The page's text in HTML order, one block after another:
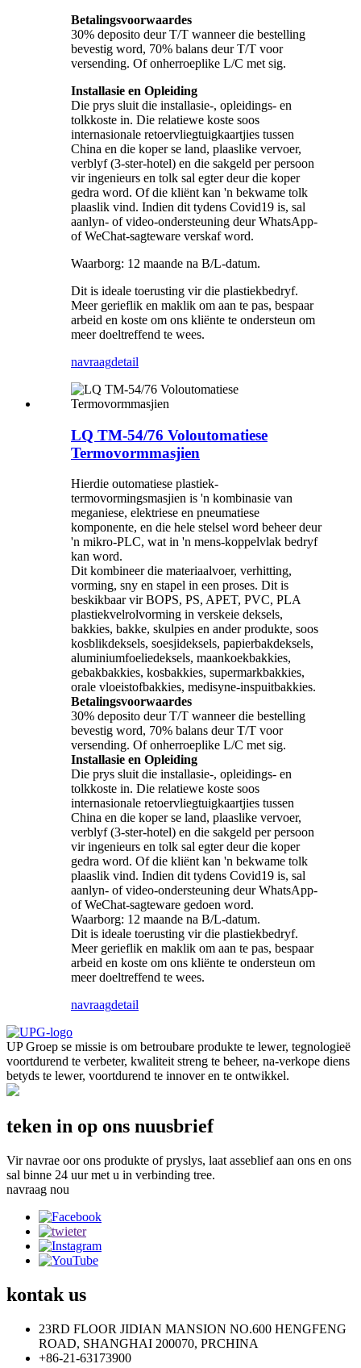
Betalingsvoorwaardes
30% deposito deur T/T wanneer die bestelling
bevestig word, 70% balans deur T/T voor
versending. Of onherroeplike L/C met sig.
Installasie en Opleiding
Die prys sluit die installasie-, opleidings- en
tolkkoste in. Die relatiewe koste soos
internasionale retoervliegtuigkaartjies tussen
China en die koper se land, plaaslike vervoer,
verblyf (3-ster-hotel) en die sakgeld per persoon
vir ingenieurs en tolk sal egter deur die koper
gedra word. Of die kliënt kan 'n bekwame tolk
plaaslik vind. Indien dit tydens Covid19 is, sal
aanlyn- of video-ondersteuning deur WhatsApp-
of WeChat-sagteware verskaf word.
Waarborg: 12 maande na B/L-datum.
Dit is ideale toerusting vir die plastiekbedryf.
Meer gerieflik en maklik om aan te pas, bespaar
arbeid en koste om ons kliënte te ondersteun om
meer doeltreffend te wees.
navraagdetail
LQ TM-54/76 Voloutomatiese
Termovormmasjien
Hierdie outomatiese plastiek-
termovormingsmasjien is 'n kombinasie van
meganiese, elektriese en pneumatiese
komponente, en die hele stelsel word beheer deur
'n mikro-PLC, wat in 'n mens-koppelvlak bedryf
kan word.
Dit kombineer die materiaalvoer, verhitting,
vorming, sny en stapel in een proses. Dit is
beskikbaar vir BOPS, PS, APET, PVC, PLA
plastiekvelrolvorming in verskeie deksels,
bakkies, bakke, skulpies en ander produkte, soos
kosblikdeksels, soesjideksels, papierbakdeksels,
aluminiumfoeliedeksels, maankoekbakkies,
gebakbakkies, kosbakkies, supermarkbakkies,
orale vloeistofbakkies, medisyne-inspuitbakkies.
Betalingsvoorwaardes
30% deposito deur T/T wanneer die bestelling
bevestig word, 70% balans deur T/T voor
versending. Of onherroeplike L/C met sig.
Installasie en Opleiding
Die prys sluit die installasie-, opleidings- en
tolkkoste in. Die relatiewe koste soos
internasionale retoervliegtuigkaartjies tussen
China en die koper se land, plaaslike vervoer,
verblyf (3-ster-hotel) en die sakgeld per persoon
vir ingenieurs en tolk sal egter deur die koper
gedra word. Of die kliënt kan 'n bekwame tolk
plaaslik vind. Indien dit tydens Covid19 is, sal
aanlyn- of video-ondersteuning deur WhatsApp-
of WeChat-sagteware gedoen word.
Waarborg: 12 maande na B/L-datum.
Dit is ideale toerusting vir die plastiekbedryf.
Meer gerieflik en maklik om aan te pas, bespaar
arbeid en koste om ons kliënte te ondersteun om
meer doeltreffend te wees.
navraagdetail
UP Groep se missie is om betroubare produkte te lewer, tegnologieë
voortdurend te verbeter, kwaliteit streng te beheer, na-verkope diens
betyds te lewer, voortdurend te innover en te ontwikkel.
teken in op ons nuusbrief
Vir navrae oor ons produkte of pryslys, laat asseblief aan ons en ons
sal binne 24 uur met u in verbinding tree.
navraag nou
kontak us
23RD FLOOR JIDIAN MANSION NO.600 HENGFENG
ROAD, SHANGHAI 200070, PRCHINA
+86-21-63173900